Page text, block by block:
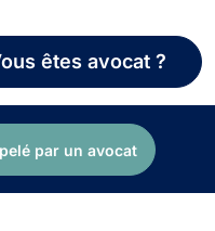
êtes avocat ?
par un avocat